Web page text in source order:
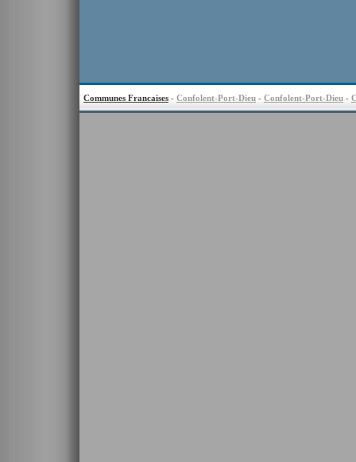
Communes Francaises - Confolent-Port-Dieu - Confolent-Port-Dieu -